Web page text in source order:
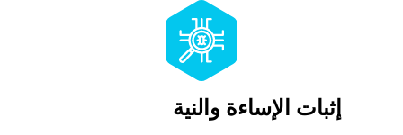
إثبات الإساءة والنية